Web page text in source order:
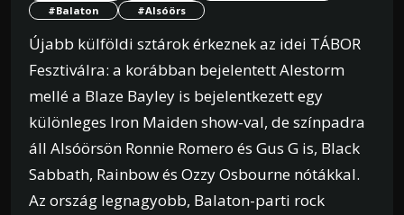
#Balaton
#Alsóörs
Újabb külföldi sztárok érkeznek az idei TÁBOR
Fesztiválra: a korábban bejelentett Alestorm
mellé a Blaze Bayley is bejelentkezett egy
különleges Iron Maiden show-val, de színpadra
áll Alsóörsön Ronnie Romero és Gus G is, Black
Sabbath, Rainbow és Ozzy Osbourne nótákkal.
Az ország legnagyobb, Balaton-parti rock